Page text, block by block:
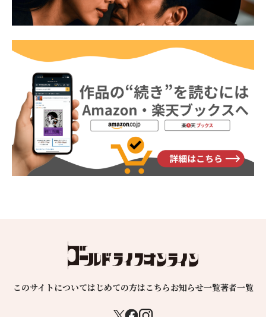
このサイトについてはじめての方はこちらお知らせ一覧著者一覧